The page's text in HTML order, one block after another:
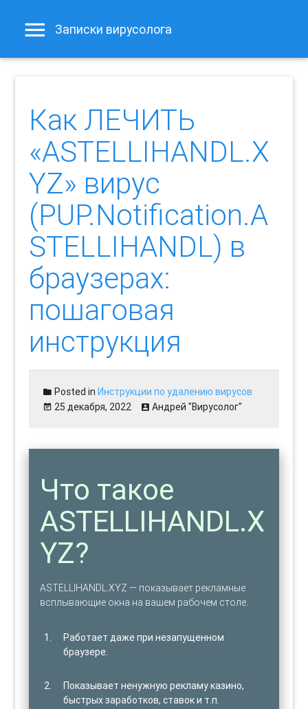
Записки вирусолога
Как ЛЕЧИТЬ
«ASTELLIHANDL.X
YZ» вирус
(PUP.Notification.A
STELLIHANDL) в
браузерах:
пошаговая
инструкция
Posted inИнструкции по удалению вирусов
25 декабря, 2022
Андрей "Вирусолог"
Что такое
ASTELLIHANDL.X
YZ?
ASTELLIHANDL.XYZ — показывает рекламные
всплывающие окна на вашем рабочем столе.
Работает даже при незапущенном
браузере.
Показывает ненужную рекламу казино,
быстрых заработков, ставок и т.п.